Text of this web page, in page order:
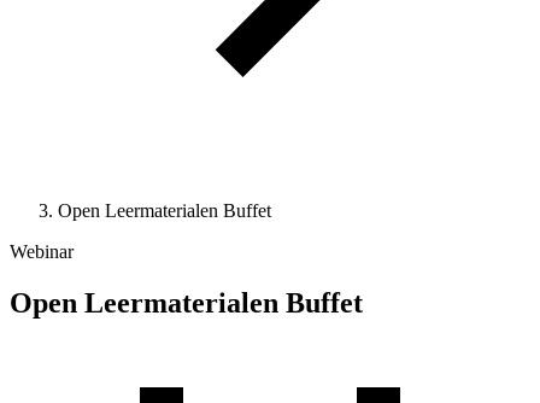
Open Leermaterialen Buffet
Webinar
Open Leermaterialen Buffet